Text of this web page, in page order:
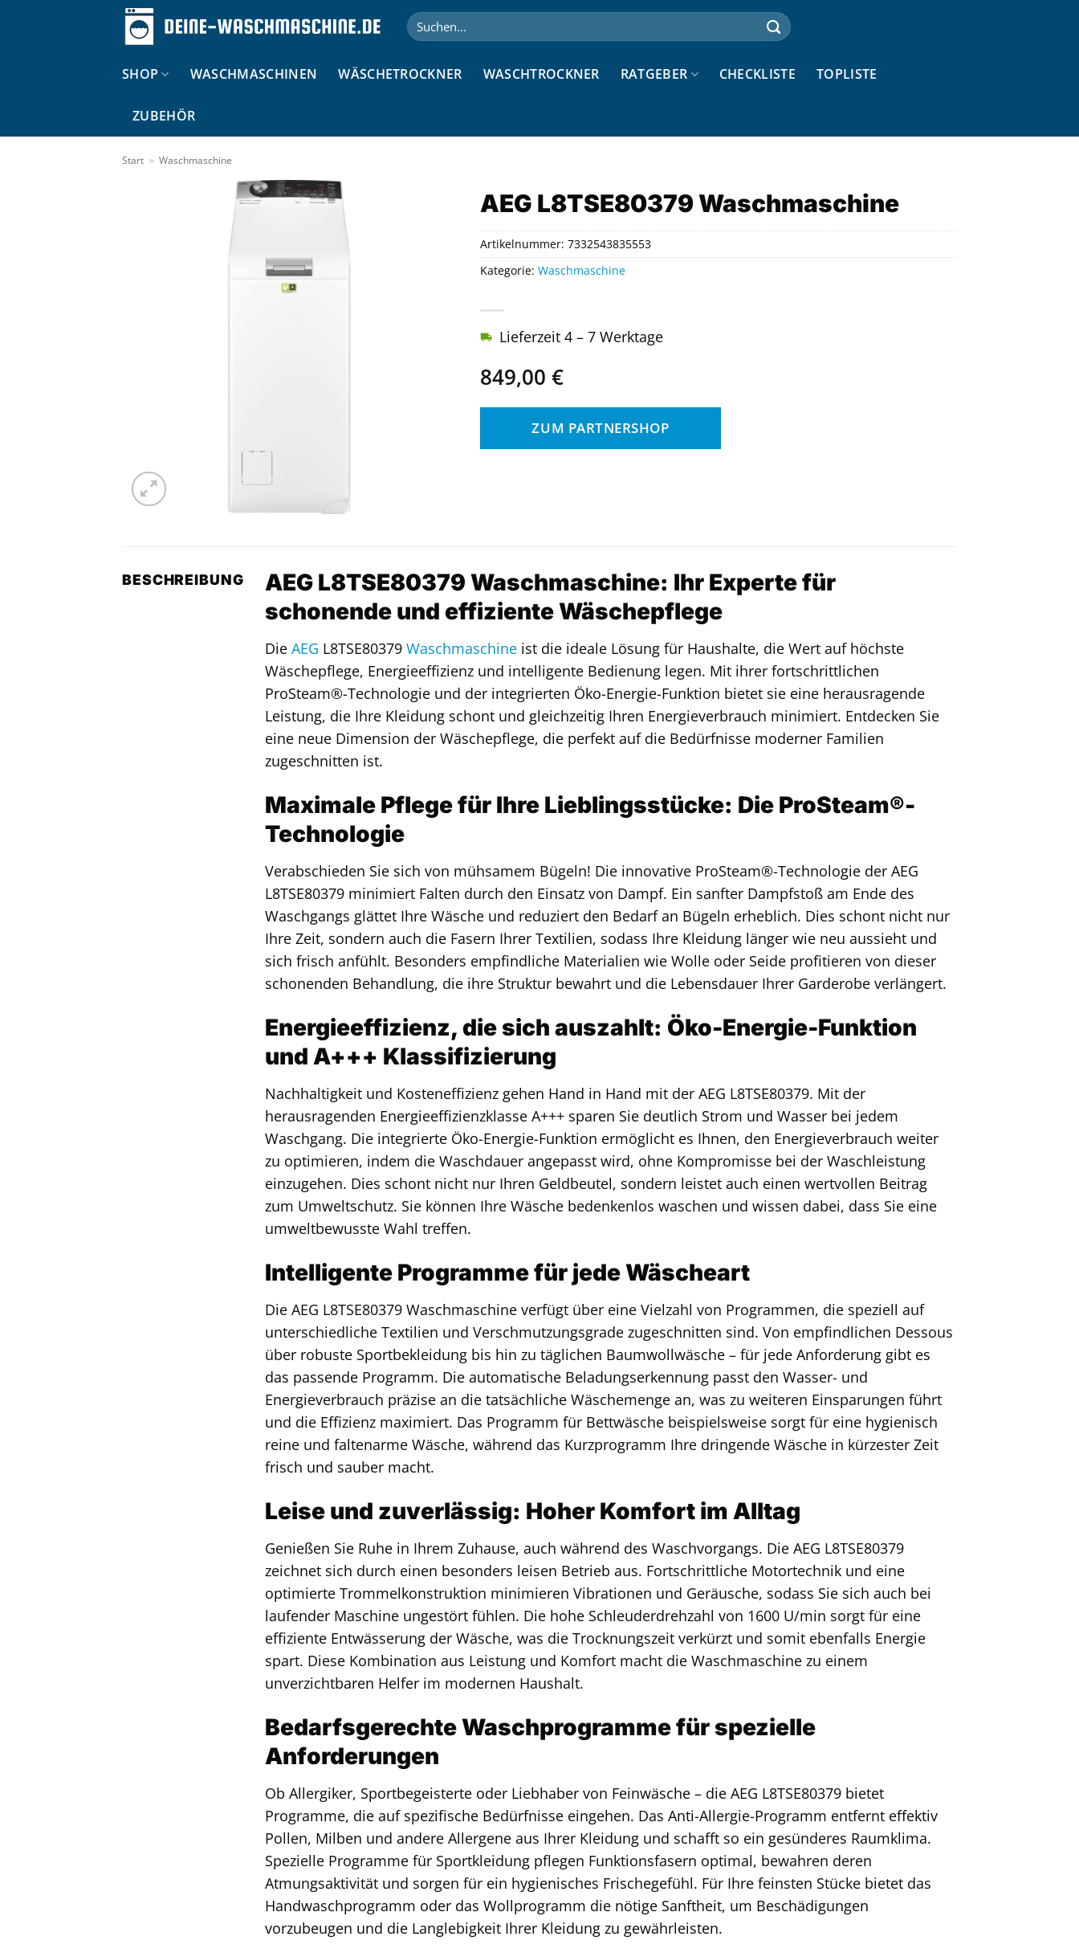
Suchen
nach:
SHOP WASCHMASCHINEN WÄSCHETROCKNER WASCHTROCKNER RATGEBER CHECKLISTE TOPLISTE
ZUBEHÖR
Start » Waschmaschine
AEG L8TSE80379 Waschmaschine
849,00 €
Lieferzeit 4 – 7 Werktage
ZUM PARTNERSHOP
Artikelnummer: 7332543835553
Kategorie: Waschmaschine
BESCHREIBUNG
AEG L8TSE80379 Waschmaschine: Ihr Experte für
schonende und effiziente Wäschepflege
DieAEG L8TSE80379Waschmaschine ist die ideale Lösung für Haushalte, die Wert auf höchste
Wäschepflege, Energieeffizienz und intelligente Bedienung legen. Mit ihrer fortschrittlichen
ProSteam®-Technologie und der integrierten Öko-Energie-Funktion bietet sie eine herausragende
Leistung, die Ihre Kleidung schont und gleichzeitig Ihren Energieverbrauch minimiert. Entdecken Sie
eine neue Dimension der Wäschepflege, die perfekt auf die Bedürfnisse moderner Familien
zugeschnitten ist.
Maximale Pflege für Ihre Lieblingsstücke: Die ProSteam®-
Technologie
Verabschieden Sie sich von mühsamem Bügeln! Die innovative ProSteam®-Technologie der AEG
L8TSE80379 minimiert Falten durch den Einsatz von Dampf. Ein sanfter Dampfstoß am Ende des
Waschgangs glättet Ihre Wäsche und reduziert den Bedarf an Bügeln erheblich. Dies schont nicht nur
Ihre Zeit, sondern auch die Fasern Ihrer Textilien, sodass Ihre Kleidung länger wie neu aussieht und
sich frisch anfühlt. Besonders empfindliche Materialien wie Wolle oder Seide profitieren von dieser
schonenden Behandlung, die ihre Struktur bewahrt und die Lebensdauer Ihrer Garderobe verlängert.
Energieeffizienz, die sich auszahlt: Öko-Energie-Funktion
und A+++ Klassifizierung
Nachhaltigkeit und Kosteneffizienz gehen Hand in Hand mit der AEG L8TSE80379. Mit der
herausragenden Energieeffizienzklasse A+++ sparen Sie deutlich Strom und Wasser bei jedem
Waschgang. Die integrierte Öko-Energie-Funktion ermöglicht es Ihnen, den Energieverbrauch weiter
zu optimieren, indem die Waschdauer angepasst wird, ohne Kompromisse bei der Waschleistung
einzugehen. Dies schont nicht nur Ihren Geldbeutel, sondern leistet auch einen wertvollen Beitrag
zum Umweltschutz. Sie können Ihre Wäsche bedenkenlos waschen und wissen dabei, dass Sie eine
umweltbewusste Wahl treffen.
Intelligente Programme für jede Wäscheart
Die AEG L8TSE80379 Waschmaschine verfügt über eine Vielzahl von Programmen, die speziell auf
unterschiedliche Textilien und Verschmutzungsgrade zugeschnitten sind. Von empfindlichen Dessous
über robuste Sportbekleidung bis hin zu täglichen Baumwollwäsche – für jede Anforderung gibt es
das passende Programm. Die automatische Beladungserkennung passt den Wasser- und
Energieverbrauch präzise an die tatsächliche Wäschemenge an, was zu weiteren Einsparungen führt
und die Effizienz maximiert. Das Programm für Bettwäsche beispielsweise sorgt für eine hygienisch
reine und faltenarme Wäsche, während das Kurzprogramm Ihre dringende Wäsche in kürzester Zeit
frisch und sauber macht.
Leise und zuverlässig: Hoher Komfort im Alltag
Genießen Sie Ruhe in Ihrem Zuhause, auch während des Waschvorgangs. Die AEG L8TSE80379
zeichnet sich durch einen besonders leisen Betrieb aus. Fortschrittliche Motortechnik und eine
optimierte Trommelkonstruktion minimieren Vibrationen und Geräusche, sodass Sie sich auch bei
laufender Maschine ungestört fühlen. Die hohe Schleuderdrehzahl von 1600 U/min sorgt für eine
effiziente Entwässerung der Wäsche, was die Trocknungszeit verkürzt und somit ebenfalls Energie
spart. Diese Kombination aus Leistung und Komfort macht die Waschmaschine zu einem
unverzichtbaren Helfer im modernen Haushalt.
Bedarfsgerechte Waschprogramme für spezielle
Anforderungen
Ob Allergiker, Sportbegeisterte oder Liebhaber von Feinwäsche – die AEG L8TSE80379 bietet
Programme, die auf spezifische Bedürfnisse eingehen. Das Anti-Allergie-Programm entfernt effektiv
Pollen, Milben und andere Allergene aus Ihrer Kleidung und schafft so ein gesünderes Raumklima.
Spezielle Programme für Sportkleidung pflegen Funktionsfasern optimal, bewahren deren
Atmungsaktivität und sorgen für ein hygienisches Frischegefühl. Für Ihre feinsten Stücke bietet das
Handwaschprogramm oder das Wollprogramm die nötige Sanftheit, um Beschädigungen
vorzubeugen und die Langlebigkeit Ihrer Kleidung zu gewährleisten.